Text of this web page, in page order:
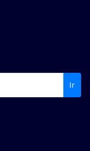
Ir